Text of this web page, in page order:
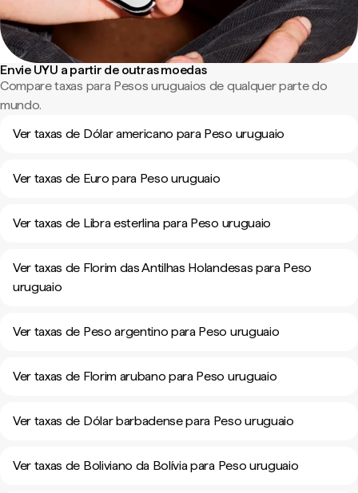
Envie UYU a partir de outras moedas
Compare taxas para Pesos uruguaios de qualquer parte do
mundo.
Ver taxas de Dólar americano para Peso uruguaio
Ver taxas de Euro para Peso uruguaio
Ver taxas de Libra esterlina para Peso uruguaio
Ver taxas de Florim das Antilhas Holandesas para Peso
uruguaio
Ver taxas de Peso argentino para Peso uruguaio
Ver taxas de Florim arubano para Peso uruguaio
Ver taxas de Dólar barbadense para Peso uruguaio
Ver taxas de Boliviano da Bolívia para Peso uruguaio